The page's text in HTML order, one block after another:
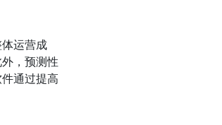
体运营成
，预测性
通过提高